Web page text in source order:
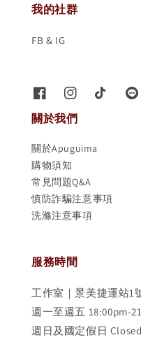
我的社群
FB & IG
關於我們
關於Apuguima
購物須知
常見問題Q&A
慎防詐騙注意事項
洗滌注意事項
服務時間
工作室｜景美捷運站1
週一至週五 18:00pm-
週日及國定假日 Closed